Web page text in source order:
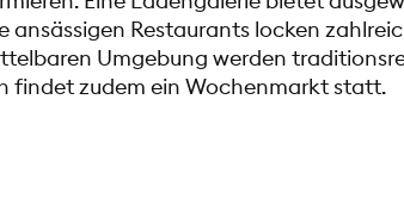
Restaurants locken
Umgebung werden
findet zudem ein Wochenmarkt statt.